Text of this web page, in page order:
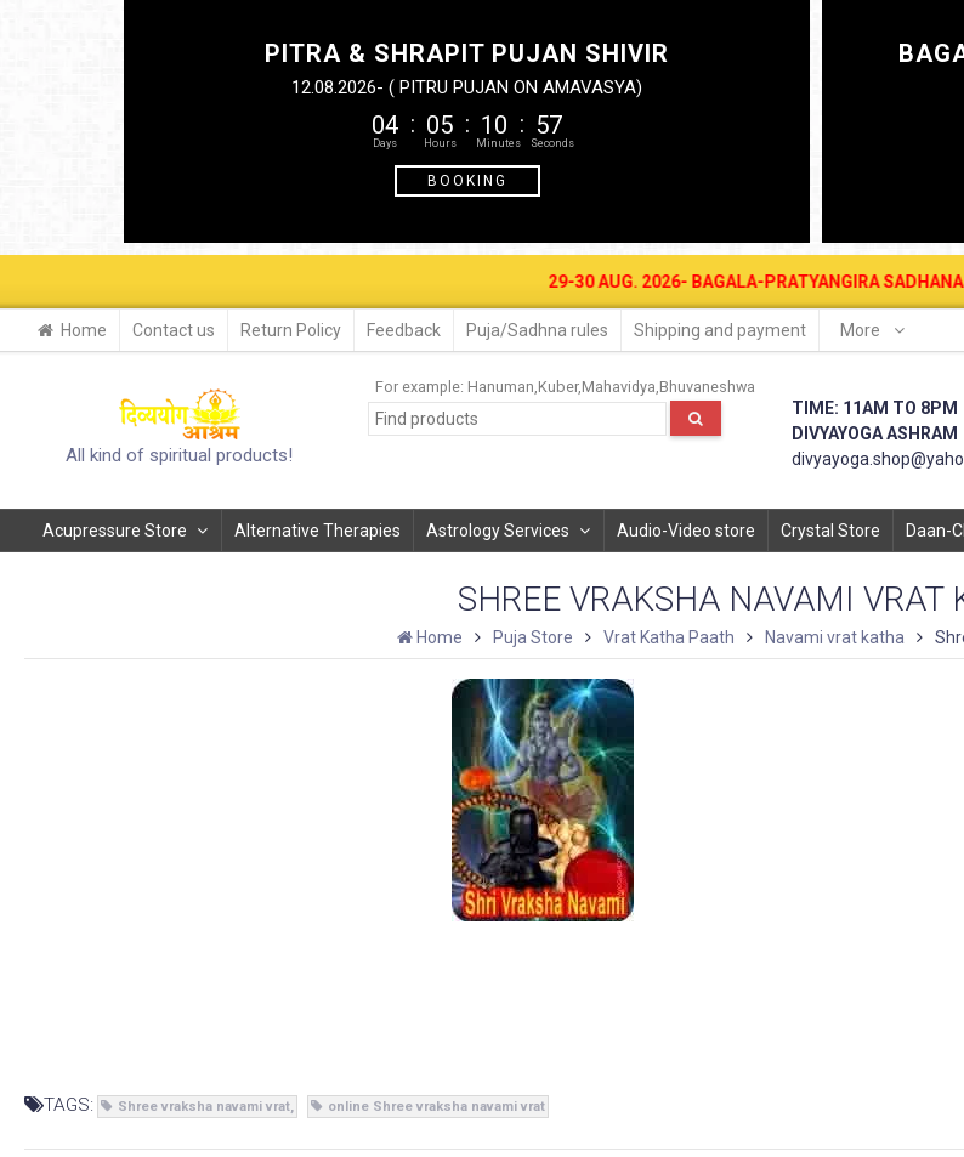
PITRA & SHRAPIT PUJAN SHIVIR
12.08.2026- ( PITRU PUJAN ON AMAVASYA)
04 05 10 56
BOOKING
29-30 AUG. 2026- BAGALA-PRATYANGIRA SADHANA
Home Contact us Return Policy Feedback Puja/Sadhna rules Shipping and payment More
All kind of spiritual products!
For example: Hanuman Kuber Mahavidya Bhuvaneshwa
TIME: 11AM TO 8PM
DIVYAYOGA ASHRAM
Acupressure Store Alternative Therapies Astrology Services Audio-Video store Crystal Store Daan-
SHREE VRAKSHA NAVAMI VRAT
Home Puja Store Vrat Katha Paath Navami vrat katha
TAGS: Shree vraksha navami vrat online Shree vraksha navami vrat